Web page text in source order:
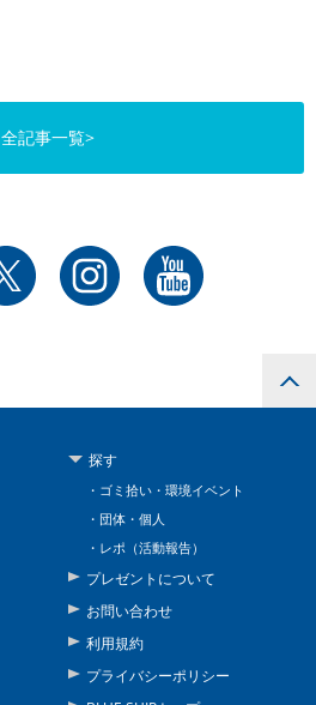
全記事一覧>
探す
ゴミ拾い・環境イベント
団体・個人
レポ（活動報告）
プレゼントについて
お問い合わせ
利用規約
プライバシーポリシー